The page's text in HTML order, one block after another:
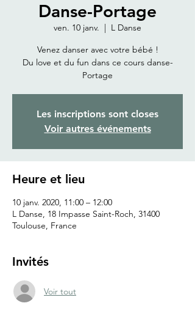
Danse-Portage
ven. 10 janv.
  |
L Danse
Venez danser avec votre bébé !
Du love et du fun dans ce cours danse-
Portage
Les inscriptions sont closes
Voir autres événements
Heure et lieu
10 janv. 2020, 11:00 – 12:00
L Danse, 18 Impasse Saint-Roch, 31400
Toulouse, France
Invités
Voir tout